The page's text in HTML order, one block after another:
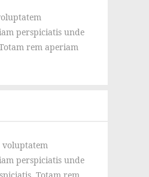
perspiciatis unde
rem aperiam
voluptatem
perspiciatis unde